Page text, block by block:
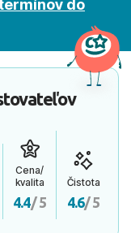
do
Cena/
kvalita
4.4/ 5
Čistota
4.6/ 5